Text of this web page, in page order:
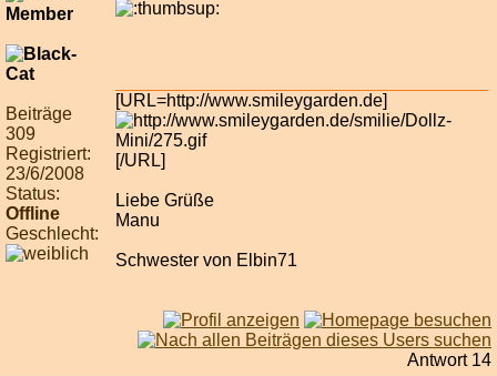
Beiträge
309
Registriert:
23/6/2008
Status:
Offline
Geschlecht:
[URL=http://www.smileygarden.de]
[/URL]
Liebe Grüße
Manu
Schwester von Elbin71
Antwort 14